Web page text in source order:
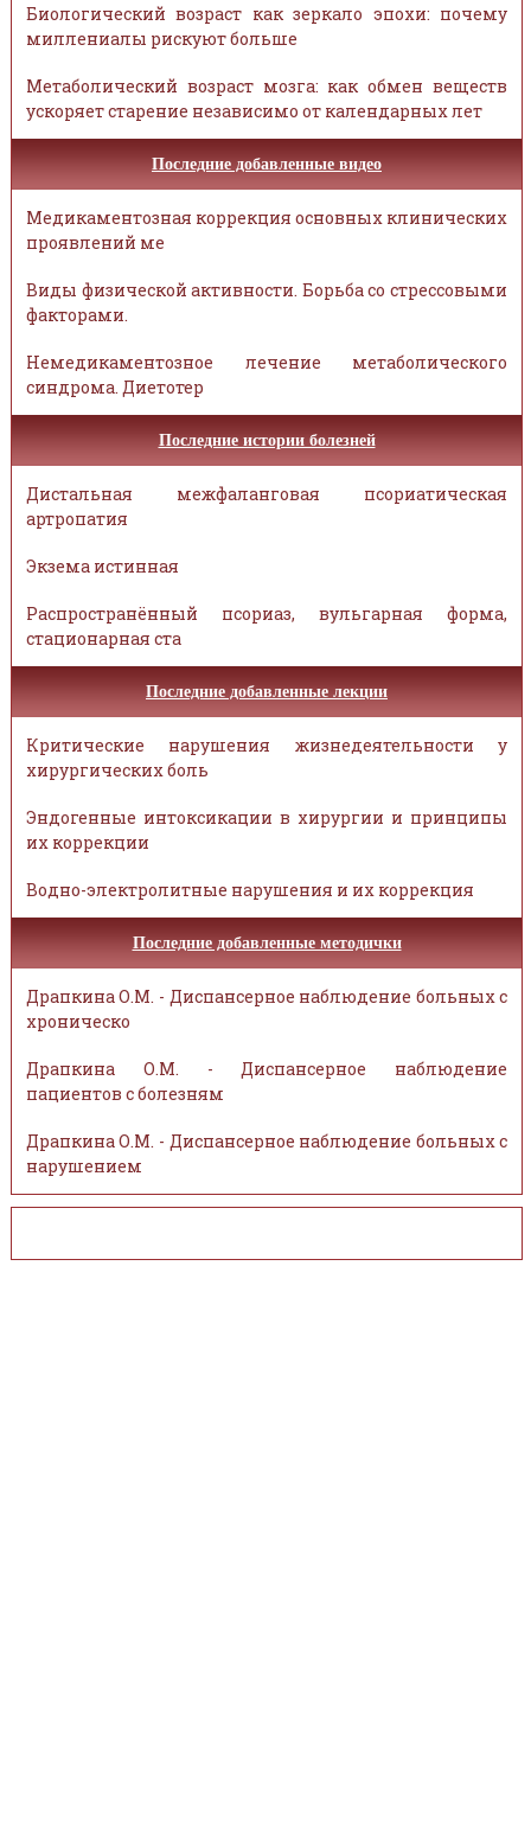
Биологический возраст как зеркало эпохи: почему
миллениалы рискуют больше
Метаболический возраст мозга: как обмен веществ
ускоряет старение независимо от календарных лет
Последние добавленные видео
Медикаментозная коррекция основных клинических
проявлений ме
Виды физической активности. Борьба со стрессовыми
факторами.
Немедикаментозное лечение метаболического
синдрома. Диетотер
Последние истории болезней
Дистальная межфаланговая псориатическая
артропатия
Экзема истинная
Распространённый псориаз, вульгарная форма,
стационарная ста
Последние добавленные лекции
Критические нарушения жизнедеятельности у
хирургических боль
Эндогенные интоксикации в хирургии и принципы
их коррекции
Водно-электролитные нарушения и их коррекция
Последние добавленные методички
Драпкина О.М. - Диспансерное наблюдение больных с
хроническо
Драпкина О.М. - Диспансерное наблюдение
пациентов с болезням
Драпкина О.М. - Диспансерное наблюдение больных с
нарушением